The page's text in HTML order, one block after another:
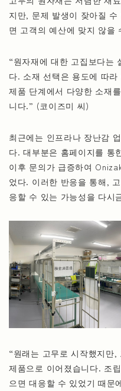
지만, 문제 발생이 잦아질
면 고객의 예산에 맞지 않을
“원자재에 대한 고집보다는
다. 소재 선택은 용도에 따
제품 단계에서 다양한 소재
니다.” (코이즈미 씨)
최근에는 인프라나 장난감
다. 대부분은 홈페이지를 통
이후 문의가 급증하여
었다. 이러한 반응을 통해,
응할 수 있는 가능성을 다시
“원래는 고무로 시작했지만
제품으로 이어졌습니다. 조
으면 대응할 수 있었기 때문